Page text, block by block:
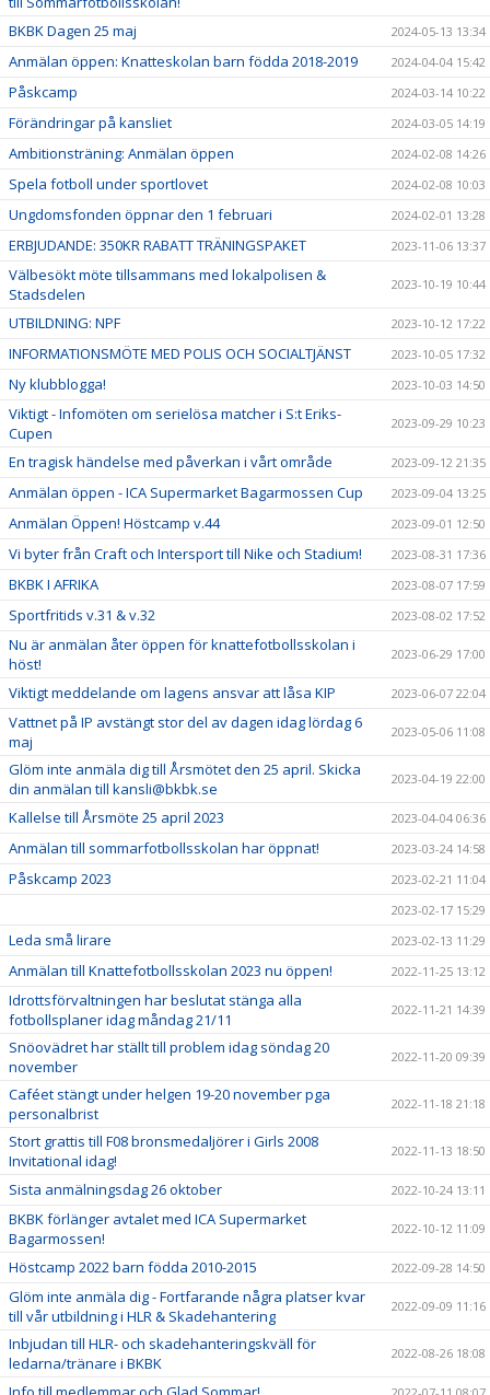
BKBK Dagen 25 maj 2024-05-13 13:34
Anmälan öppen: Knatteskolan barn födda 2018-2019 2024-04-04 15:42
Påskcamp 2024-03-14 10:22
Förändringar på kansliet 2024-03-05 14:19
Ambitionsträning: Anmälan öppen 2024-02-08 14:26
Spela fotboll under sportlovet 2024-02-08 10:03
Ungdomsfonden öppnar den 1 februari 2024-02-01 13:28
ERBJUDANDE: 350KR RABATT TRÄNINGSPAKET 2023-11-06 13:37
Välbesökt möte tillsammans med lokalpolisen &
Stadsdelen
2023-10-19 10:44
UTBILDNING: NPF 2023-10-12 17:22
INFORMATIONSMÖTE MED POLIS OCH SOCIALTJÄNST 2023-10-05 17:32
Ny klubblogga! 2023-10-03 14:50
Viktigt - Infomöten om serielösa matcher i S:t Eriks-
Cupen
2023-09-29 10:23
En tragisk händelse med påverkan i vårt område 2023-09-12 21:35
Anmälan öppen - ICA Supermarket Bagarmossen Cup 2023-09-04 13:25
Anmälan Öppen! Höstcamp v.44 2023-09-01 12:50
Vi byter från Craft och Intersport till Nike och Stadium! 2023-08-31 17:36
BKBK I AFRIKA 2023-08-07 17:59
Sportfritids v.31 & v.32 2023-08-02 17:52
Nu är anmälan åter öppen för knattefotbollsskolan i
höst!
2023-06-29 17:00
Viktigt meddelande om lagens ansvar att låsa KIP 2023-06-07 22:04
Vattnet på IP avstängt stor del av dagen idag lördag 6
maj
2023-05-06 11:08
Glöm inte anmäla dig till Årsmötet den 25 april. Skicka
din anmälan till kansli@bkbk.se
2023-04-19 22:00
Kallelse till Årsmöte 25 april 2023 2023-04-04 06:36
Anmälan till sommarfotbollsskolan har öppnat! 2023-03-24 14:58
Påskcamp 2023
2023-02-21 11:04
2023-02-17 15:29
Leda små lirare 2023-02-13 11:29
Anmälan till Knattefotbollsskolan 2023 nu öppen! 2022-11-25 13:12
Idrottsförvaltningen har beslutat stänga alla
fotbollsplaner idag måndag 21/11
2022-11-21 14:39
Snöovädret har ställt till problem idag söndag 20
november
2022-11-20 09:39
Caféet stängt under helgen 19-20 november pga
personalbrist
2022-11-18 21:18
Stort grattis till F08 bronsmedaljörer i Girls 2008
Invitational idag!
2022-11-13 18:50
Sista anmälningsdag 26 oktober 2022-10-24 13:11
BKBK förlänger avtalet med ICA Supermarket
Bagarmossen!
2022-10-12 11:09
Höstcamp 2022 barn födda 2010-2015 2022-09-28 14:50
Glöm inte anmäla dig - Fortfarande några platser kvar
till vår utbildning i HLR & Skadehantering
2022-09-09 11:16
Inbjudan till HLR- och skadehanteringskväll för
ledarna/tränare i BKBK
2022-08-26 18:08